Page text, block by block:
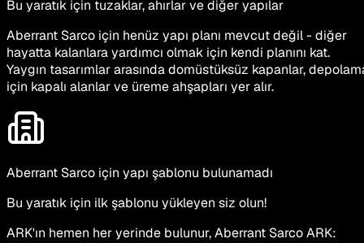
Bu yaratık için tuzaklar, ahırlar ve diğer yapılar
Aberrant Sarco için henüz yapı planı mevcut değil - diğer
hayatta kalanlara yardımcı olmak için kendi planını kat.
Yaygın tasarımlar arasında domüstüksüz kapanlar,
için kapalı alanlar ve üreme ahşapları yer alır.
Aberrant Sarco için yapı şablonu bulunamadı
Bu yaratık için ilk şablonu yükleyen siz olun!
ARK'ın hemen her yerinde bulunur, Aberrant Sarco ARK: